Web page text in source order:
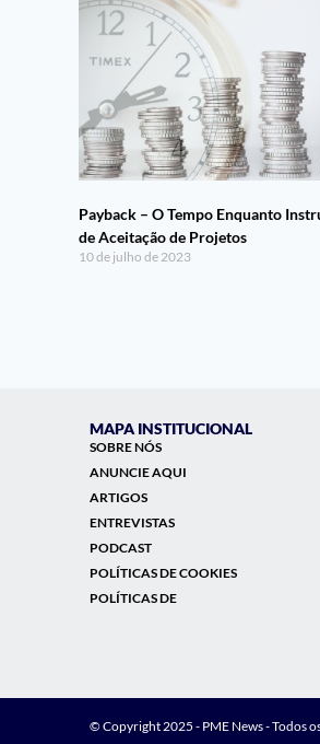
Payback – O Tempo Enquanto
de Aceitação de Projetos
10 de julho de 2023
MAPA INSTITUCIONAL
SOBRE NÓS
ANUNCIE AQUI
ARTIGOS
ENTREVISTAS
PODCAST
POLÍTICAS DE COOKIES
POLÍTICAS DE
© Copyright 2025 - PME News - Todos